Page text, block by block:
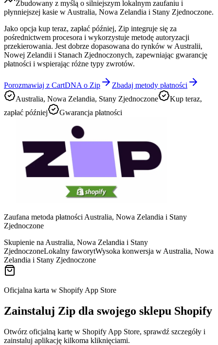
Zbudowany z myślą o silniejszym lokalnym zaufaniu i
płynniejszej kasie w Australia, Nowa Zelandia i Stany Zjednoczone.
Jako opcja kup teraz, zapłać później, Zip integruje się za
pośrednictwem procesora i wykorzystuje metodę autoryzacji
przekierowania. Jest dobrze dopasowana do rynków w Australii,
Nowej Zelandii i Stanach Zjednoczonych, zapewniając gwarancję
płatności i wspierając różne typy zwrotów.
Porozmawiaj z CartDNA o Zip
Zbadaj metody płatności
Australia, Nowa Zelandia, Stany Zjednoczone
Kup teraz,
zapłać później
Gwarancja płatności
Zaufana metoda płatności Australia, Nowa Zelandia i Stany
Zjednoczone
Skupienie na Australia, Nowa Zelandia i Stany
ZjednoczoneLokalny faworytWysoka konwersja w Australia, Nowa
Zelandia i Stany Zjednoczone
Oficjalna karta w Shopify App Store
Zainstaluj Zip dla swojego sklepu Shopify
Otwórz oficjalną kartę w Shopify App Store, sprawdź szczegóły i
zainstaluj aplikację kilkoma kliknięciami.